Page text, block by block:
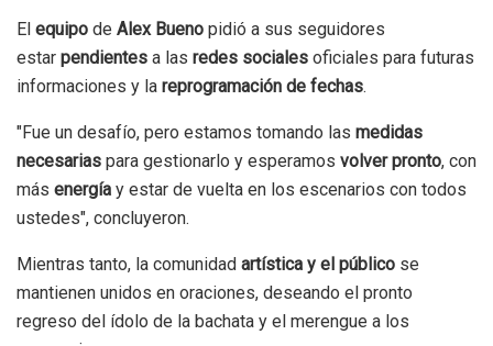
El equipo de Alex Bueno pidió a sus seguidores
estar pendientes a las redes sociales oficiales para futuras
informaciones y la reprogramación de fechas.
"Fue un desafío, pero estamos tomando las medidas
necesarias para gestionarlo y esperamos volver pronto, con
más energía y estar de vuelta en los escenarios con todos
ustedes", concluyeron.
Mientras tanto, la comunidad artística y el público se
mantienen unidos en oraciones, deseando el pronto
regreso del ídolo de la bachata y el merengue a los